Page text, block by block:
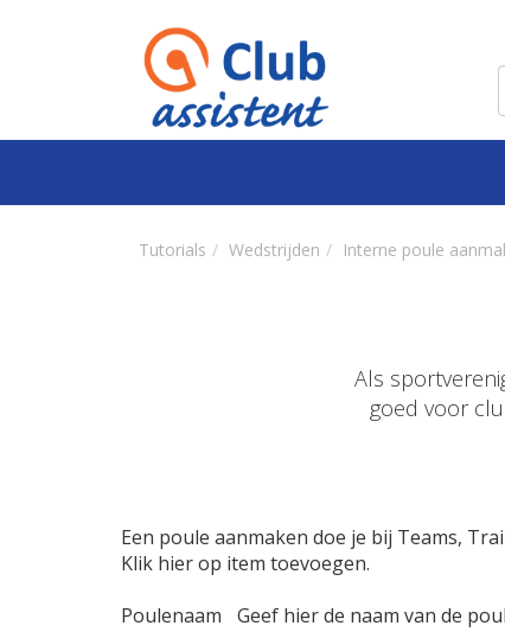
Tutorials Wedstrijden Interne poule
Als
goed voor
Een poule aanmaken doe je bij Teams,
Klik hier op item toevoegen.
Poulenaam
Geef hier de naam van de